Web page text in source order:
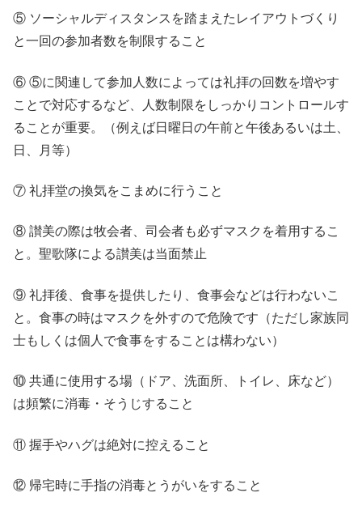
⑤ ソーシャルディスタンスを踏まえたレイアウトづくり
と一回の参加者数を制限すること
⑥ ⑤に関連して参加人数によっては礼拝の回数を増やす
ことで対応するなど、人数制限をしっかりコントロールす
ることが重要。（例えば日曜日の午前と午後あるいは土、
日、月等）
⑦ 礼拝堂の換気をこまめに行うこと
⑧ 讃美の際は牧会者、司会者も必ずマスクを着用するこ
と。聖歌隊による讃美は当面禁止
⑨ 礼拝後、食事を提供したり、食事会などは行わないこ
と。食事の時はマスクを外すので危険です（ただし家族同
士もしくは個人で食事をすることは構わない）
⑩ 共通に使用する場（ドア、洗面所、トイレ、床など）
は頻繁に消毒・そうじすること
⑪ 握手やハグは絶対に控えること
⑫ 帰宅時に手指の消毒とうがいをすること